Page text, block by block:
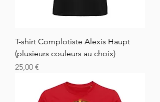
T-shirt Complotiste Alexis Haupt
(plusieurs couleurs au choix)
Prix
25,00 €